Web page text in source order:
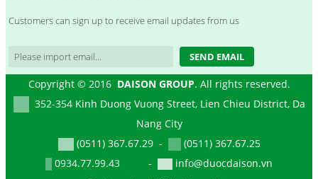
Customers can sign up to receive email updates from us
SEND EMAIL
Copyright © 2016 DAISON GROUP. All rights reserved.
352-354 Kinh Duong Vuong Street, Lien Chieu District, Da
Nang City
(0511) 367.67.29 -
(0511) 367.67.25
0934.77.99.43 -
info@duocdaison.vn